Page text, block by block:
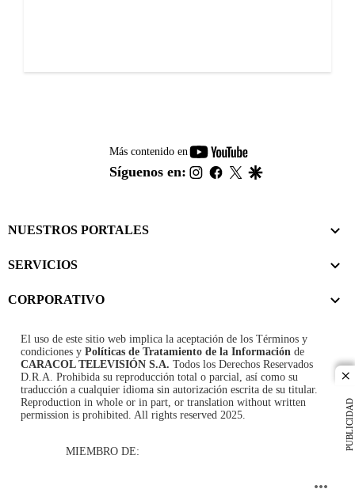
PUBLICIDAD
Más contenido en
youtube-
footer
Síguenos en: instagram
facebook
twitter
NUESTROS PORTALES
SERVICIOS
CORPORATIVO
El uso de este sitio web implica la aceptación de los Términos y
condiciones y Políticas de Tratamiento de la Información de
CARACOL TELEVISIÓN S.A. Todos los Derechos Reservados
D.R.A. Prohibida su reproducción total o parcial, así como su
traducción a cualquier idioma sin autorización escrita de su titular.
Reproduction in whole or in part, or translation without written
permission is prohibited. All rights reserved 2025.
MIEMBRO DE: